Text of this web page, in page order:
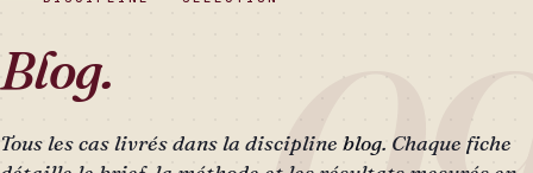
Blog.
Tous les cas livrés dans la discipline blog. Chaque fiche